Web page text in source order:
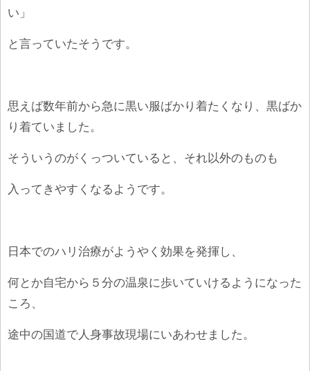
い」
と言っていたそうです。
思えば数年前から急に黒い服ばかり着たくなり、黒ばか
り着ていました。
そういうのがくっついていると、それ以外のものも
入ってきやすくなるようです。
日本でのハリ治療がようやく効果を発揮し、
何とか自宅から５分の温泉に歩いていけるようになった
ころ、
途中の国道で人身事故現場にいあわせました。